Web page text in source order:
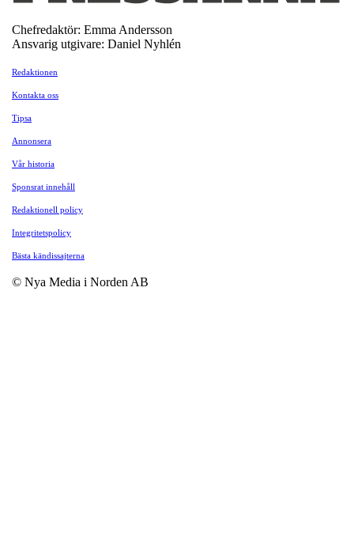
Chefredaktör: Emma Andersson
Ansvarig utgivare: Daniel Nyhlén
Redaktionen
Kontakta oss
Tipsa
Annonsera
Vår historia
Sponsrat innehåll
Redaktionell policy
Integritetspolicy
Bästa kändissajterna
© Nya Media i Norden AB